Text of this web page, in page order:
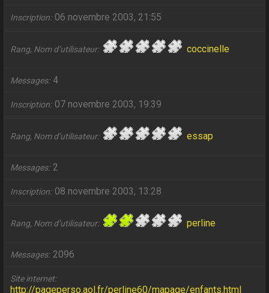
Inscription 06 novembre 2003, 21:55
Rang, Nom d’utilisateur coccinelle
Messages 4
Inscription 07 novembre 2003, 19:39
Rang, Nom d’utilisateur essap
Messages 2
Inscription 08 novembre 2003, 13:28
Rang, Nom d’utilisateur perline
Messages 2096
Site internet
http://pageperso.aol.fr/perline60/mapage/enfants.html